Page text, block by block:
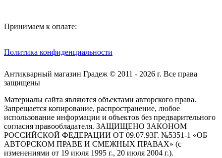
Принимаем к оплате:
Политика конфиденциальности
Антикварный магазин Градеж © 2011 - 2026 г. Все права
защищены
Материалы сайта являются объектами авторского права.
Запрещается копирование, распространение, любое
использование информации и объектов без предварительного
согласия правообладателя. ЗАЩИЩЕНО ЗАКОНОМ
РОССИЙСКОЙ ФЕДЕРАЦИИ ОТ 09.07.93Г. №5351-1 «ОБ
АВТОРСКОМ ПРАВЕ И СМЕЖНЫХ ПРАВАХ» (с
изменениями от 19 июля 1995 г., 20 июля 2004 г.).